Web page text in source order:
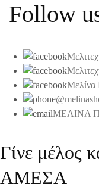
Follow
Μελίνα
ΜΕΛΙΝΑ
Γίνε μέλος
ΑΜΕΣΑ